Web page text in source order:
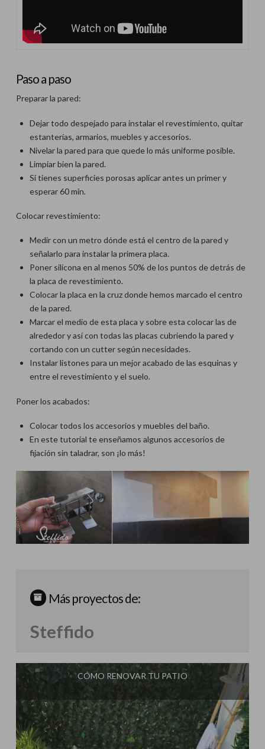
Paso a paso
Preparar la pared:
Dejar todo despejado para instalar el revestimiento, quitar
estanterías, armarios, muebles y accesorios.
Nivelar la pared para que quede lo más uniforme posible.
Limpiar bien la pared.
Si tienes superficies porosas aplicar antes un primer y
esperar 60 min.
Colocar revestimiento:
Medir con un metro dónde está el centro de la pared y
señalarlo para instalar la primera placa.
Poner silicona en al menos 50% de los puntos de detrás de
la placa de revestimiento.
Colocar la placa en la cruz donde hemos marcado el centro
de la pared.
Marcar el medio de esta placa y sobre esta colocar las de
alrededor y así con todas las placas cubriendo la pared y
cortando con un cutter según necesidades.
Instalar listones para un mejor acabado de las esquinas y
entre el revestimiento y el suelo.
Poner los acabados:
Colocar todos los accesorios y muebles del baño.
En este tutorial te enseñamos algunos accesorios de
fijación sin taladrar, son ¡lo más!
Más proyectos de:
Steffido
CÓMO RENOVAR TU PATIO